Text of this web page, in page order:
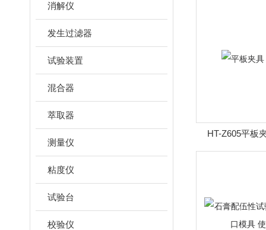
消解仪
发生过滤器
试验装置
混合器
萃取器
测量仪
粘度仪
试验台
校验仪
HT-Z605平板